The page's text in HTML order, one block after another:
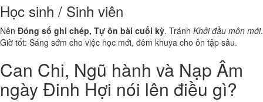
Học sinh / Sinh viên
Nên Đóng sổ ghi chép, Tự ôn bài cuối kỳ. Tránh Khởi đầu môn mới.
Giờ tốt: Sáng sớm cho việc học mới, đêm khuya cho ôn tập sâu.
Can Chi, Ngũ hành và Nạp Âm
ngày Đinh Hợi nói lên điều gì?